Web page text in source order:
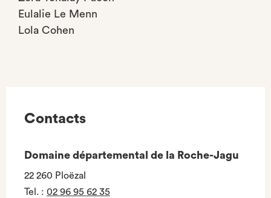
Eulalie Le Menn
Lola Cohen
Contacts
Domaine départemental de la Roche-Jagu
22 260 Ploëzal
Tel. : 02 96 95 62 35